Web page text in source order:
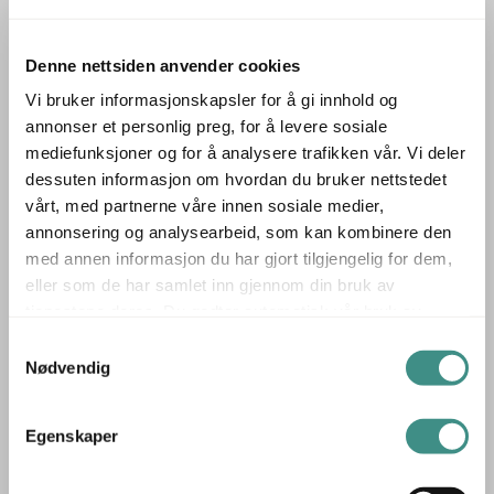
Denne nettsiden anvender cookies
Vi bruker informasjonskapsler for å gi innhold og
annonser et personlig preg, for å levere sosiale
mediefunksjoner og for å analysere trafikken vår. Vi deler
dessuten informasjon om hvordan du bruker nettstedet
vårt, med partnerne våre innen sosiale medier,
annonsering og analysearbeid, som kan kombinere den
med annen informasjon du har gjort tilgjengelig for dem,
eller som de har samlet inn gjennom din bruk av
Nødvendig
Egenskaper
Skapet har lås, men nøkkel mangler. Det er preget av
vesentlig slitasje, noe som er hensyntatt i prisen, og
egner seg godt som oppussingsobjekt for deg som
ønsker å gi det nytt liv.
▪ 81,6 × 38 × 113 cm – kompakt og mobil oppbevaring
▪ 2 × 3 ringpermhøyder – praktisk for dokumenter
▪ Lås uten nøkkel – mulighet for ny lås eller oppgradering
Montana ringpermreol er et praktisk
Produsent: Montana
modulbaserte oppbevaringssystemer og elegante